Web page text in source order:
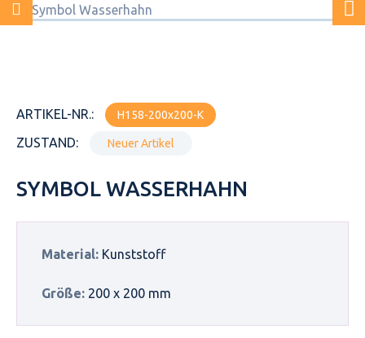
ARTIKEL-NR.: H158-200x200-K
ZUSTAND: Neuer Artikel
SYMBOL WASSERHAHN
Material: Kunststoff
Größe: 200 x 200 mm